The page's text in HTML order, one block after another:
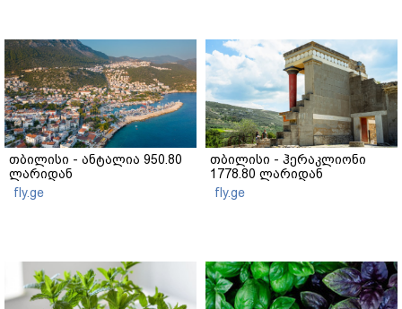
თბილისი - ანტალია 950.80
ლარიდან
fly.ge
თბილისი - ჰერაკლიონი
1778.80 ლარიდან
fly.ge